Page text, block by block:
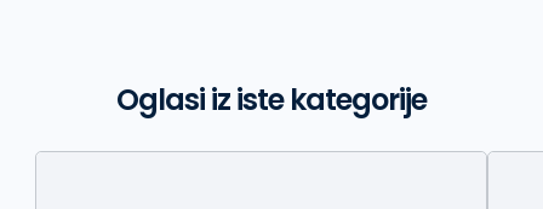
Oglasi iz iste kategorije